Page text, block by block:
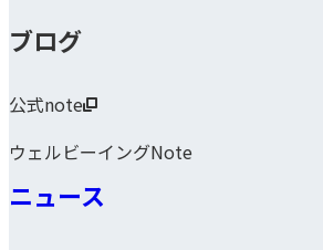
ブログ
公式note
ウェルビーイングNote
ニュース